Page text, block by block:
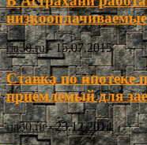
ria30.ru - 15.07.2015
Ставка по ипотеке
приемлемый для
ria30.ru - 23.12.2014